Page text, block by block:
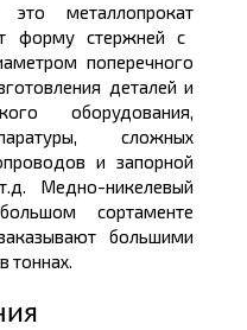
это металлопрокат
форму стержней с
поперечного
деталей и
оборудования,
сложных
и запорной
Медно-никелевый
большом сортаменте
большими
тоннах.